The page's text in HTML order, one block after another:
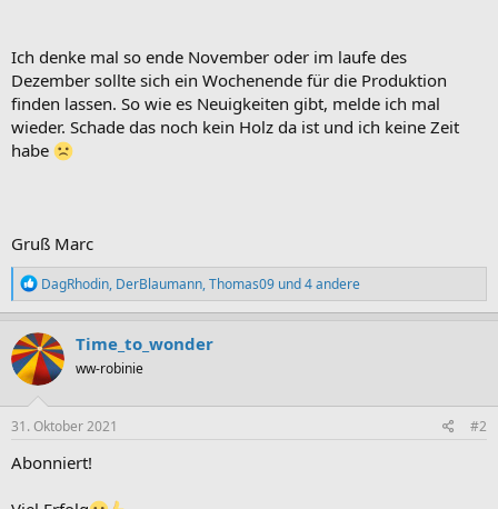
Ich denke mal so ende November oder im laufe des
Dezember sollte sich ein Wochenende für die Produktion
finden lassen. So wie es Neuigkeiten gibt, melde ich mal
wieder. Schade das noch kein Holz da ist und ich keine Zeit
habe
Gruß Marc
R
e
a
k
t
i
o
n
e
:
DagRhodin, DerBlaumann,Thomas09 und 4 andere
Time_to_wonder
ww-robinie
31. Oktober 2021 #2
Abonniert!